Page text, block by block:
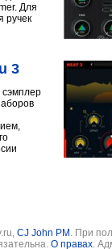
Для
ручек
3
CJ John PM . При
О правах.